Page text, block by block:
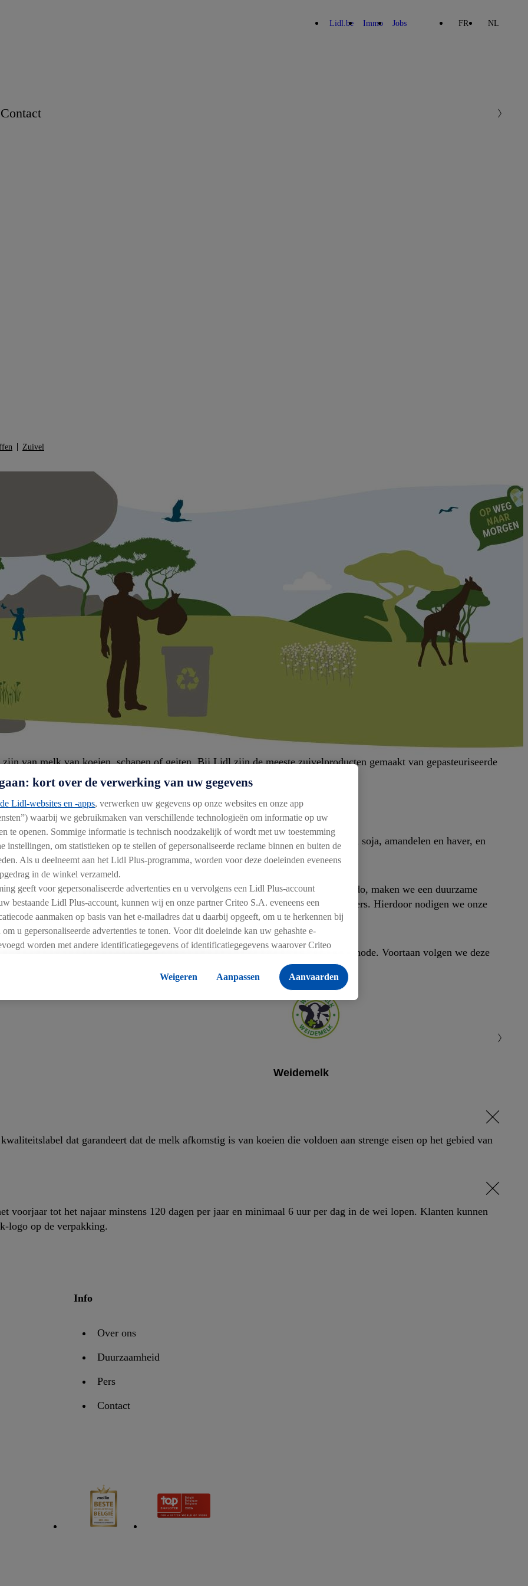
Lidl.be Immo Jobs FR NL
Contact
Zuivel
van melk van koeien, schapen of geiten. Bij Lidl zijn de meeste zuivelproducten gemaakt van gepasteuriseerde
melk. Als dat het geval is, staat dit duidelijk aangegeven op de verpakking.
voor zuivelproducten aan. Zo hebben we plantaardige melk gemaakt van soja, amandelen en haver, en
zuivelproducten te verhogen naar 10%. Met ons plantaardig assortiment, Vemondo, maken we een duurzame
prijzen van onze Vemondo-producten gelijk aan die van hun dierlijke tegenhangers. Hierdoor nodigen we onze
dat de prijs een obstakel vormt.
dierlijke en plantaardige eiwitbronnen in kaart gebracht volgens de WWF-methode. Voortaan volgen we deze
Weidemelk
dat garandeert dat de melk afkomstig is van koeien die voldoen aan strenge eisen op het gebied van
voorjaar tot het najaar minstens 120 dagen per jaar en minimaal 6 uur per dag in de wei lopen. Klanten kunnen
logo op de verpakking.
Info
Over ons
Duurzaamheid
Pers
Contact
kort over de verwerking van uw gegevens
Lidl-websites en -apps, verwerken uw gegevens op onze websites en onze app
waarbij we gebruikmaken van verschillende technologieën om informatie op uw
te openen. Sommige informatie is technisch noodzakelijk of wordt met uw toestemming
instellingen, om statistieken op te stellen of gepersonaliseerde reclame binnen en buiten de
Als u deelneemt aan het Lidl Plus-programma, worden voor deze doeleinden eveneens
in de winkel verzameld.
geeft voor gepersonaliseerde advertenties en u vervolgens een Lidl Plus-account
bestaande Lidl Plus-account, kunnen wij en onze partner Criteo S.A. eveneens een
aanmaken op basis van het e-mailadres dat u daarbij opgeeft, om u te herkennen bij
u gepersonaliseerde advertenties te tonen. Voor dit doeleinde kan uw gehashte e-
worden met andere identificatiegegevens of identificatiegegevens waarover Criteo
gaat, kunnen advertenties in het kader van retargeting, d.w.z. advertenties voor producten
getoond (bijvoorbeeld door het product in de webshop aan uw winkelmandje toe te voegen,
ook op verschillende apparaten en verschillende Lidl-diensten worden weergegeven als er
e-mailadres en eventuele andere identificatiegegevens/identificatiegegevens waarover
kunt u alleen het gebruik van de noodzakelijke technologieën toestaan. Door op
Weigeren Aanpassen Aanvaarden